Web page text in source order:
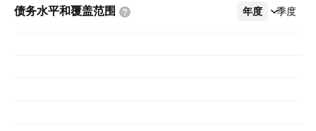
债务水平和覆盖范围 年度 季度
更多